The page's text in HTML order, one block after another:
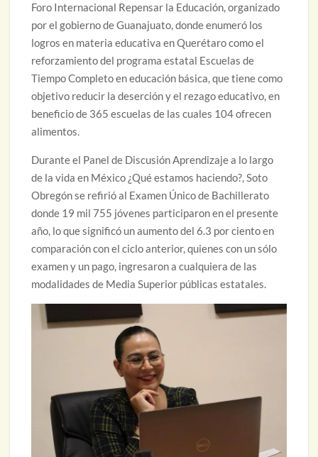
Foro Internacional Repensar la Educación, organizado
por el gobierno de Guanajuato, donde enumeró los
logros en materia educativa en Querétaro como el
reforzamiento del programa estatal Escuelas de
Tiempo Completo en educación básica, que tiene como
objetivo reducir la deserción y el rezago educativo, en
beneficio de 365 escuelas de las cuales 104 ofrecen
alimentos.
Durante el Panel de Discusión Aprendizaje a lo largo
de la vida en México ¿Qué estamos haciendo?, Soto
Obregón se refirió al Examen Único de Bachillerato
donde 19 mil 755 jóvenes participaron en el presente
año, lo que significó un aumento del 6.3 por ciento en
comparación con el ciclo anterior, quienes con un sólo
examen y un pago, ingresaron a cualquiera de las
modalidades de Media Superior públicas estatales.